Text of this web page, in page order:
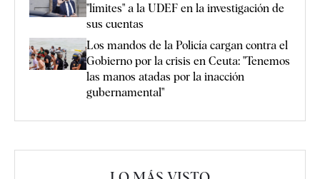
"límites" a la UDEF en la investigación de
sus cuentas
Los mandos de la Policía cargan contra el
Gobierno por la crisis en Ceuta: "Tenemos
las manos atadas por la inacción
gubernamental"